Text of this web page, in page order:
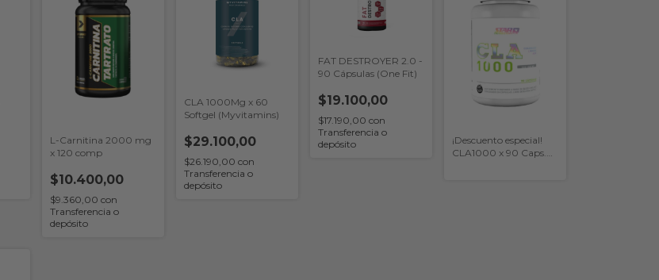
L-Carnitina 2000 mg
x 120 comp
$10.400,00
$9.360,00 con
Transferencia o
depósito
CLA 1000Mg x 60
Softgel (Myvitamins)
$29.100,00
$26.190,00 con
Transferencia o
depósito
FAT DESTROYER 2.0 -
90 Cápsulas (One Fit)
$19.100,00
$17.190,00 con
Transferencia o
depósito
¡Descuento especial!
CLA1000 x 90 Caps.